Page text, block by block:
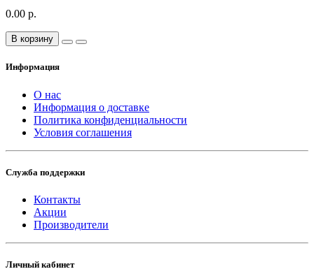
0.00 р.
В корзину
Информация
О нас
Информация о доставке
Политика конфиденциальности
Условия соглашения
Служба поддержки
Контакты
Акции
Производители
Личный кабинет